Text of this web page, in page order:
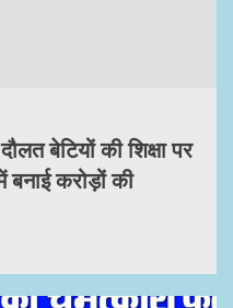
बेटियों की शिक्षा पर
बनाई करोड़ों की